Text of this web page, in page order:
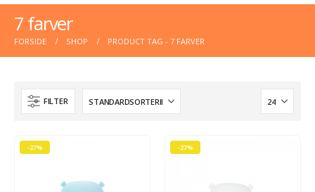
7 farver
FORSIDE SHOP PRODUCT TAG - 7 FARVER
FILTER
-27% -27%